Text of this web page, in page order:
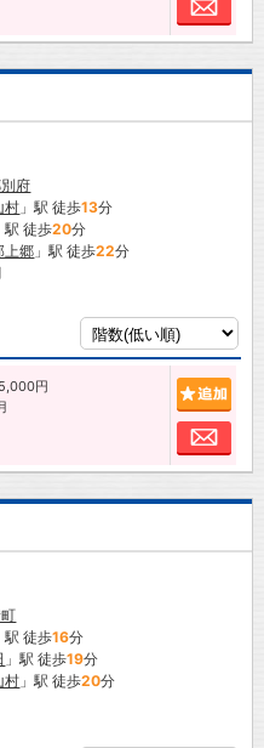
府
村 」駅 徒歩13分
駅 徒歩20分
上郷 」駅 徒歩22分
円
お
駅 徒歩16分
」駅 徒歩19分
村 」駅 徒歩20分